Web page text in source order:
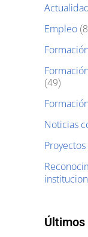
Empleo
(49)
Noticias